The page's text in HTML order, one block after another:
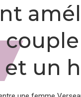
et un